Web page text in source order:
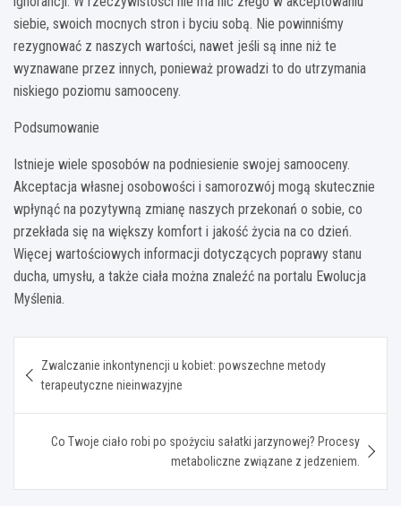
siebie, swoich mocnych stron i byciu sobą. Nie powinniśmy
rezygnować z naszych wartości, nawet jeśli są inne niż te
wyznawane przez innych, ponieważ prowadzi to do utrzymania
niskiego poziomu samooceny.
Podsumowanie
Istnieje wiele sposobów na podniesienie swojej samooceny.
Akceptacja własnej osobowości i samorozwój mogą skutecznie
wpłynąć na pozytywną zmianę naszych przekonań o sobie, co
przekłada się na większy komfort i jakość życia na co dzień.
Więcej wartościowych informacji dotyczących poprawy stanu
ducha, umysłu, a także ciała można znaleźć na portalu Ewolucja
Myślenia.
wpisu
Zwalczanie inkontynencji u kobiet: powszechne metody
terapeutyczne nieinwazyjne
Co Twoje ciało robi po spożyciu sałatki jarzynowej? Procesy
metaboliczne związane z jedzeniem.